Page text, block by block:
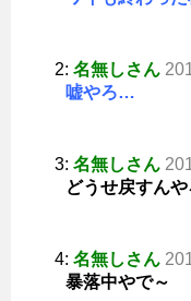
2: 名無しさん
嘘やろ…
3: 名無しさん
どうせ戻すんや
4: 名無しさん
暴落中やで～